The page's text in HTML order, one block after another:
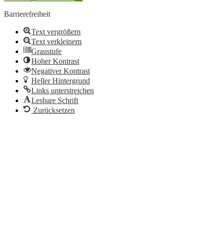
Barrierefreiheit
Text vergrößern
Text verkleinern
Graustufe
Hoher Kontrast
Negativer Kontrast
Heller Hintergrund
Links unterstreichen
Lesbare Schrift
Zurücksetzen